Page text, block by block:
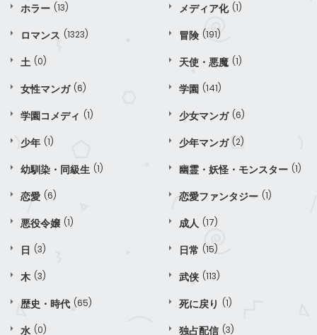
ホラー (13) メディア化 (1)
ロマンス (1323) 冒険 (191)
土 (0) 天使・悪魔 (1)
女性マンガ (6) 学園 (141)
学園コメディ (1) 少女マンガ (6)
少年 (1) 少年マンガ (2)
幼馴染・同級生 (1) 幽霊・妖怪・モンスター (1)
恋愛 (6) 恋愛ファンタジー (1)
悪役令嬢 (1) 成人 (17)
日 (3) 日常 (15)
木 (3) 武侠 (113)
歴史・時代 (65) 死に戻り (1)
水 (0) 独占配信 (3)